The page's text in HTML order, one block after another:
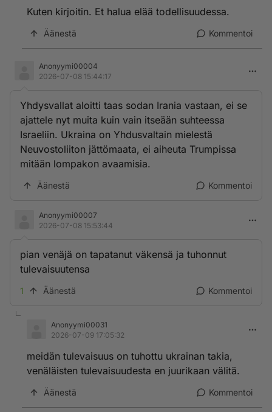
Lisää vielä linkki Moskova TV.n kanaville
buah..hah...aaa!!
Kuten kirjoitin. Et halua elää todellisuudessa.
Äänestä Kommentoi
Anonyymi00004
2026-07-08 15:44:17
Yhdysvallat aloitti taas sodan Irania vastaan, ei se
ajattele nyt muita kuin vain itseään suhteessa
Israeliin. Ukraina on Yhdusvaltain mielestä
Neuvostoliiton jättömaata, ei aiheuta Trumpissa
mitään lompakon avaamisia.
Äänestä Kommentoi
Anonyymi00007
2026-07-08 15:53:44
pian venäjä on tapatanut väkensä ja tuhonnut
tulevaisuutensa
1 Äänestä Kommentoi
Anonyymi00031
2026-07-09 17:05:32
meidän tulevaisuus on tuhottu ukrainan takia,
venäläisten tulevaisuudesta en juurikaan välitä.
Äänestä Kommentoi